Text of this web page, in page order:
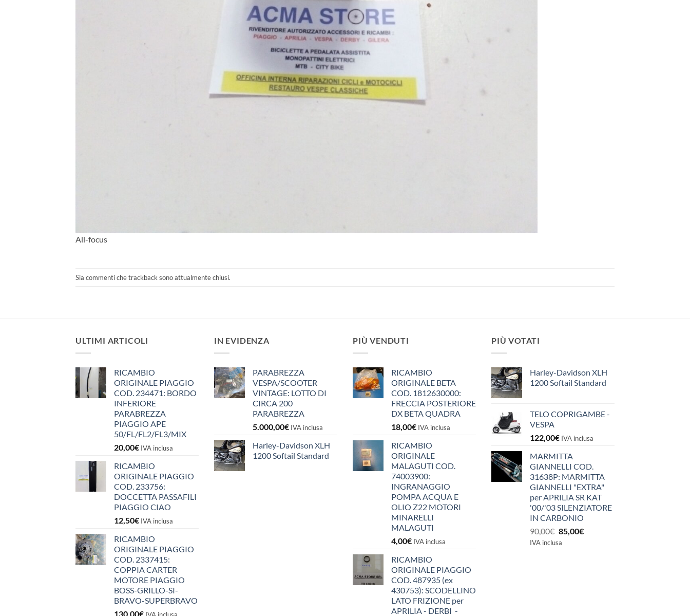
All-focus
Sia commenti che trackback sono attualmente chiusi.
ULTIMI ARTICOLI
RICAMBIO
ORIGINALE PIAGGIO
COD. 234471: BORDO
INFERIORE
PARABREZZA
PIAGGIO APE
50/FL/FL2/FL3/MIX
20,00€ IVA inclusa
RICAMBIO
ORIGINALE PIAGGIO
COD. 233756:
DOCCETTA PASSAFILI
PIAGGIO CIAO
12,50€ IVA inclusa
RICAMBIO
ORIGINALE PIAGGIO
COD. 2337415:
COPPIA CARTER
MOTORE PIAGGIO
BOSS-GRILLO-SI-
BRAVO-SUPERBRAVO
130,00€
IN EVIDENZA
PARABREZZA
VESPA/SCOOTER
VINTAGE: LOTTO DI
CIRCA 200
PARABREZZA
5.000,00€ IVA inclusa
Harley-Davidson XLH
1200 Softail Standard
PIÙ VENDUTI
RICAMBIO
ORIGINALE BETA
COD. 1812630000:
FRECCIA POSTERIORE
DX BETA QUADRA
18,00€ IVA inclusa
RICAMBIO
ORIGINALE
MALAGUTI COD.
74003900:
INGRANAGGIO
POMPA ACQUA E
OLIO Z22 MOTORI
MINARELLI
MALAGUTI
4,00€ IVA inclusa
RICAMBIO
ORIGINALE PIAGGIO
COD. 487935 (ex
430753): SCODELLINO
LATO FRIZIONE per
APRILIA - DERBI -
PIÙ VOTATI
Harley-Davidson XLH
1200 Softail Standard
TELO COPRIGAMBE -
VESPA
122,00€ IVA inclusa
MARMITTA
GIANNELLI COD.
31638P: MARMITTA
GIANNELLI "EXTRA"
per APRILIA SR KAT
'00/'03 SILENZIATORE
IN CARBONIO
90,00€ Il
prezzo
85,00€Il
IVA inclusa